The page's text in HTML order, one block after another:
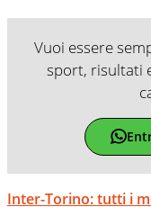
Vuoi essere
sport, risultati
Inter-Torino: tutti i